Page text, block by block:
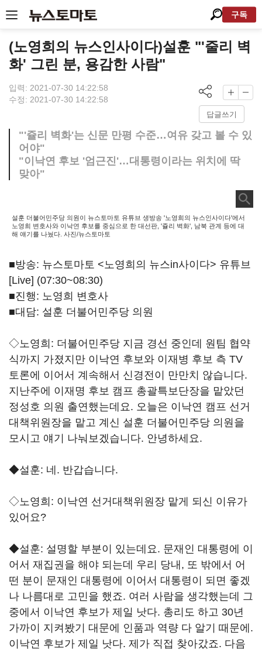
구독
(노영희의 뉴스인사이다)설훈 "'줄리 벽
화' 그린 분, 용감한 사람"
입력: 2021-07-30 14:22:58
수정: 2021-07-30 14:22:58
답글쓰기
"'쥴리 벽화'는 신문 만평 수준…여유 갖고 볼 수 있
어야"
"이낙연 후보 '엄근진'…대통령이라는 위치에 딱
맞아"
설훈 더불어민주당 의원이 뉴스토마토 유튜브 생방송 '노영희의 뉴스인사이다'에서
노영희 변호사와 이낙연 후보를 중심으로 한 대선판, '쥴리 벽화', 남북 관계 등에 대
해 얘기를 나눴다. 사진/뉴스토마토
■방송: 뉴스토마토 <노영희의 뉴스in사이다> 유튜브
[Live] (07:30~08:30)
■진행: 노영희 변호사
■대담: 설훈 더불어민주당 의원
◇노영희: 더불어민주당 지금 경선 중인데 원팀 협약
식까지 가졌지만 이낙연 후보와 이재병 후보 측 TV
토론에 이어서 계속해서 신경전이 만만치 않습니다.
지난주에 이재명 후보 캠프 총괄특보단장을 맡았던
정성호 의원 출연했는데요. 오늘은 이낙연 캠프 선거
대책위원장을 맡고 계신 설훈 더불어민주당 의원을
모시고 얘기 나눠보겠습니다. 안녕하세요.
◆설훈: 네. 반갑습니다.
◇노영희: 이낙연 선거대책위원장 맡게 되신 이유가
있어요?
◆설훈: 설명할 부분이 있는데요. 문재인 대통령에 이
어서 재집권을 해야 되는데 우리 당내, 또 밖에서 어
떤 분이 문재인 대통령에 이어서 대통령이 되면 좋겠
나 나름대로 고민을 했죠. 여러 사람을 생각했는데 그
중에서 이낙연 후보가 제일 낫다. 총리도 하고 30년
가까이 지켜봤기 대문에 인품과 역량 다 알기 때문에.
이낙연 후보가 제일 낫다. 제가 직접 찾아갔죠. 다음